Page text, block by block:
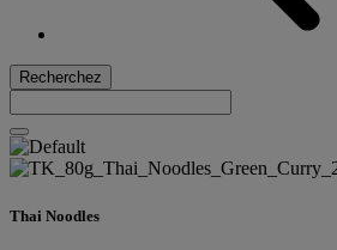
Recherchez
Thai Noodles